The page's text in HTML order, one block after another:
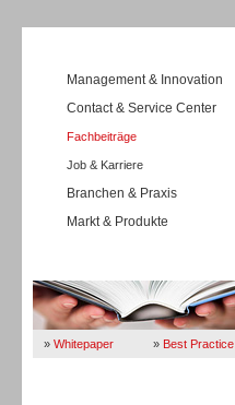
Management & Innovation
Contact & Service Center
Fachbeiträge
Job & Karriere
Branchen & Praxis
Markt & Produkte
» Whitepaper » Best Practice